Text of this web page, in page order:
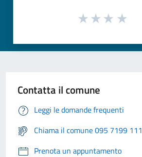
Contatta il comune
Leggi le domande frequenti
Chiama il comune 095 7199 111
Prenota un appuntamento